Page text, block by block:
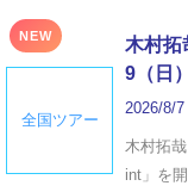
NEW
全国ツアー
木村
9（日
2026/8/
木村拓
int」を